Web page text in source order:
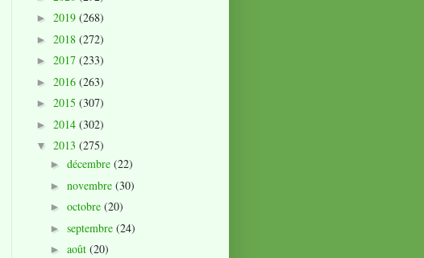
► 2019 (268)
► 2018 (272)
► 2017 (233)
► 2016 (263)
► 2015 (307)
► 2014 (302)
▼ 2013 (275)
► décembre (22)
► novembre (30)
► octobre (20)
► septembre (24)
► août (20)